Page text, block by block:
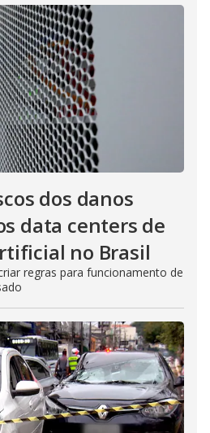
dos danos
data centers de
no Brasil
regras para funcionamento de